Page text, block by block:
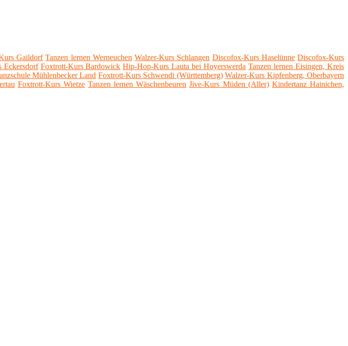
Gaildorf Tanzen lernen Werneuchen Walzer-Kurs Schlangen Discofox-Kurs Haselünne Discofox-Kurs
Eckersdorf Foxtrott-Kurs Bardowick Hip-Hop-Kurs Lauta bei Hoyerswerda Tanzen lernen Eisingen, Kreis
Mühlenbecker Land Foxtrott-Kurs Schwendi (Württemberg) Walzer-Kurs Kipfenberg, Oberbayern
Foxtrott-Kurs Wietze Tanzen lernen Wäschenbeuren Jive-Kurs Müden (Aller) Kindertanz Hainichen,